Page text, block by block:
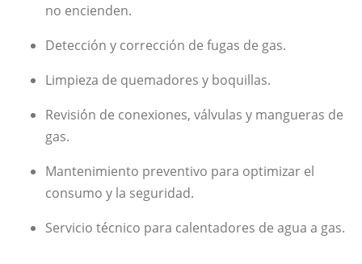
no encienden.
Detección y corrección de fugas de gas.
Limpieza de quemadores y boquillas.
Revisión de conexiones, válvulas y mangueras de
gas.
Mantenimiento preventivo para optimizar el
consumo y la seguridad.
Servicio técnico para calentadores de agua a gas.